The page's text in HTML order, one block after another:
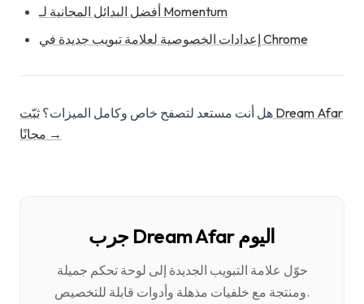
أفضل البدائل المجانية لـ Momentum
إعدادات الخصوصية لعلامة تبويب جديدة في Chrome
هل أنت مستعد لتصفح خاص وكامل الميزات؟ ثبّت Dream Afar
مجانًا →
جرب Dream Afar اليوم
حوّل علامة التبويب الجديدة إلى لوحة تحكم جميلة
ومنتجة مع خلفيات مذهلة وأدوات قابلة للتخصيص.